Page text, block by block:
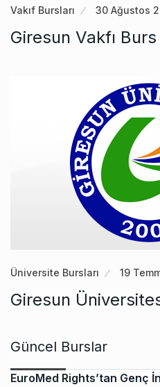
Vakıf Bursları 30 Ağustos
Giresun Vakfı
Üniversite Bursları 19
Giresun
Güncel Burslar
EuroMed Rights’tan Genç